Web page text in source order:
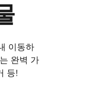
이동하
완벽 가
등!